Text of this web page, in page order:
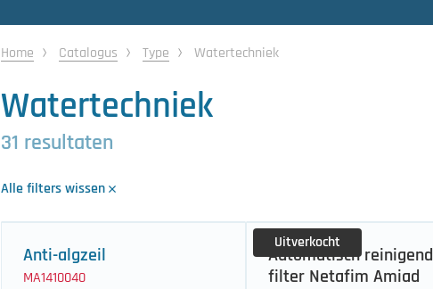
Home Catalogus Type Watertechniek
Watertechniek
31 resultaten
Alle filters wissen
Anti-algzeil
MA1410040
Uitverkocht
Automatisch reinigend
filter Netafim Amiad